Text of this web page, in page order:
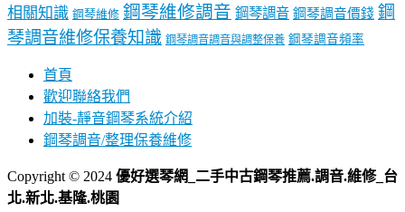
相關知識 鋼琴維修 鋼琴維修調音 鋼琴調音 鋼琴調音價錢 鋼
琴調音維修保養知識 鋼琴調音調音與調整保養 鋼琴調音頻率
首頁
歡迎聯絡我們
加裝-靜音鋼琴系統介紹
鋼琴調音/整理保養維修
Copyright © 2024 優好選琴網_二手中古鋼琴推薦.調音.維修_台
北.新北.基隆.桃園